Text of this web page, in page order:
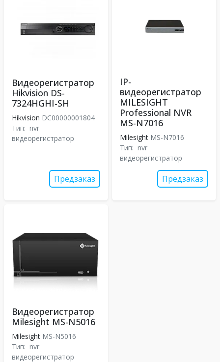
Видеорегистратор
Hikvision DS-
7324HGHI-SH
Hikvision DC00000001804
Тип: nvr
видеорегистратор
Предзаказ
IP-
видеорегистратор
MILESIGHT
Professional NVR
MS-N7016
Milesight MS-N7016
Тип: nvr
видеорегистратор
Предзаказ
Видеорегистратор
Milesight MS-N5016
Milesight MS-N5016
Тип: nvr
видеорегистратор